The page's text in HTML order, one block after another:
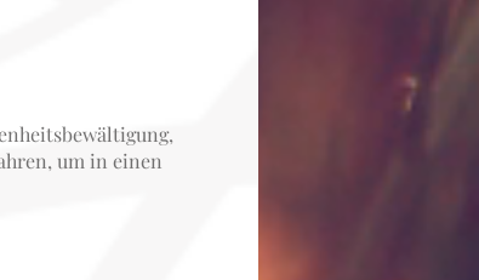
um in einen